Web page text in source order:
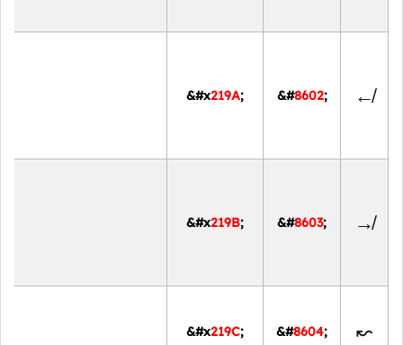
↚
&#8602;
&#x219A;
↛
&#8603;
&#x219B;
↜
&#8604;
&#x219C;